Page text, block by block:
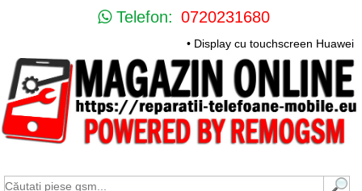
Telefon: 0720231680
• Display cu touchscreen Huawei Mate